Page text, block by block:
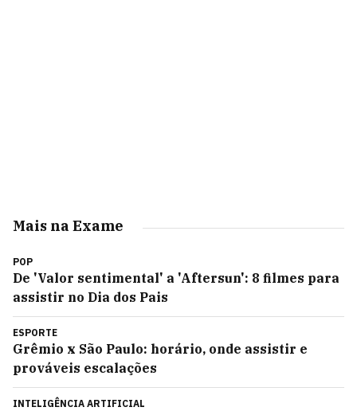
Mais na Exame
POP
De 'Valor sentimental' a 'Aftersun': 8 filmes para
assistir no Dia dos Pais
ESPORTE
Grêmio x São Paulo: horário, onde assistir e
prováveis escalações
INTELIGÊNCIA ARTIFICIAL